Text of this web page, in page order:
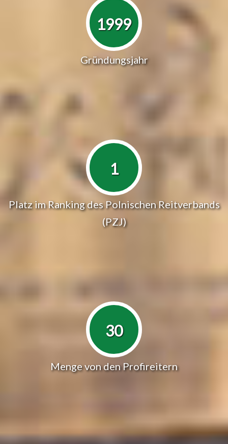
1999
Gründungsjahr
1
Platz im Ranking des Polnischen Reitverbands
(PZJ)
30
Menge von den Profireitern